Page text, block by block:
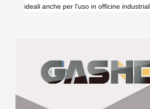
ideali anche per l'uso in officine